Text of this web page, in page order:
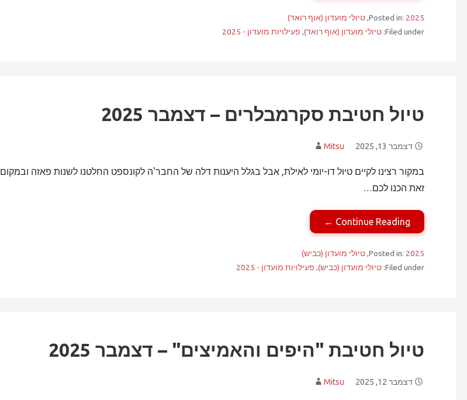
Posted in: 2025
,טיולי מועדון (אוף רואד)
Filed under: טיולי מועדון (אוף רואד), פעילויות מועדון - 2025
טיול חטיבת סקרמבלרים – דצמבר 2025
דצמבר 13, 2025 Mitsu
במקור רצינו לקיים טיול דו-יומי לאילת, אבל בגלל היענות דלה של החבר'ה לקונספט החלטנו לשנות פאזה ובמקום
זאת הכנו לכם…
Continue Reading ←
Posted in: 2025
,טיולי מועדון (כביש)
Filed under: טיולי מועדון (כביש), פעילויות מועדון - 2025
טיול חטיבת "היפים והאמיצים" – דצמבר 2025
דצמבר 12, 2025 Mitsu